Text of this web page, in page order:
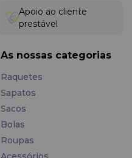
Apoio ao cliente
prestável
As nossas categorias
Raquetes
Sapatos
Sacos
Bolas
Roupas